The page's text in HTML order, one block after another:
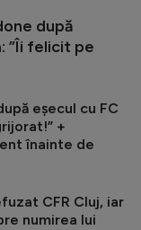
după
”Îi felicit pe
eșecul cu FC
+
înainte de
CFR Cluj, iar
numirea lui